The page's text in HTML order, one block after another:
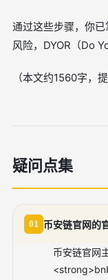
通过这些步骤，你
风险，DYOR（Do
（本文约1560字，
疑问点集
01 币安链官网的
币安链官网